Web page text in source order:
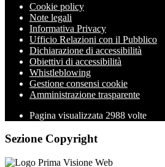
Cookie policy
Note legali
Informativa Privacy
Ufficio Relazioni con il Pubblico
Dichiarazione di accessibilità
Obiettivi di accessibilità
Whistleblowing
Gestione consensi cookie
Amministrazione trasparente
Pagina visualizzata 2988 volte
Sezione Copyright